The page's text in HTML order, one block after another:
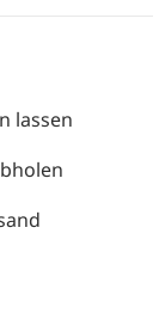
lassen